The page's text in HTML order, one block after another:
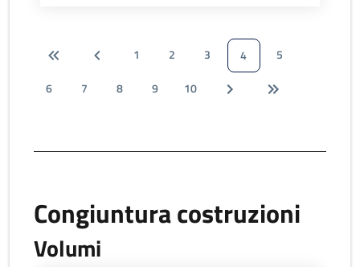
1 2 3 4
5
6
7 8 9 10
Congiuntura costruzioni
Volumi